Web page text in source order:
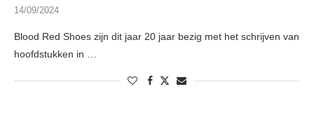
14/09/2024
Blood Red Shoes zijn dit jaar 20 jaar bezig met het schrijven van
hoofdstukken in …